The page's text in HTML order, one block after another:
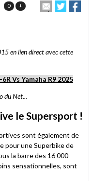
0 + ImprimerEnvoyer
cet
Partager
sur
sur
en lien direct avec cette
Vs Yamaha R9 2025
du Net...
le Supersport !
sont également de
pour une Superbike de
la barre des 16 000
sensationnelles, sont